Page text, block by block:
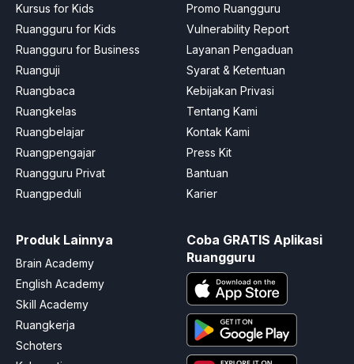
Kursus for Kids
Ruangguru for Kids
Ruangguru for Business
Ruanguji
Ruangbaca
Ruangkelas
Ruangbelajar
Ruangpengajar
Ruangguru Privat
Ruangpeduli
Promo Ruangguru
Vulnerability Report
Layanan Pengaduan
Syarat & Ketentuan
Kebijakan Privasi
Tentang Kami
Kontak Kami
Press Kit
Bantuan
Karier
Produk Lainnya
Brain Academy
English Academy
Skill Academy
Ruangkerja
Schoters
Coba GRATIS Aplikasi
Ruangguru